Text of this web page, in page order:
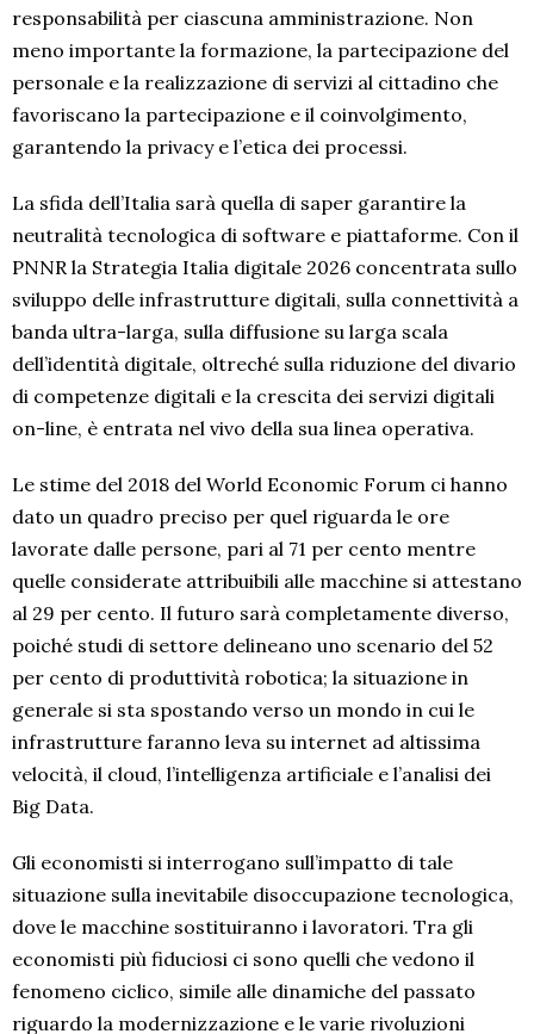
responsabilità per ciascuna amministrazione. Non
meno importante la formazione, la partecipazione del
personale e la realizzazione di servizi al cittadino che
favoriscano la partecipazione e il coinvolgimento,
garantendo la privacy e l’etica dei processi.
La sfida dell’Italia sarà quella di saper garantire la
neutralità tecnologica di software e piattaforme. Con il
PNNR la Strategia Italia digitale 2026 concentrata sullo
sviluppo delle infrastrutture digitali, sulla connettività a
banda ultra-larga, sulla diffusione su larga scala
dell’identità digitale, oltreché sulla riduzione del divario
di competenze digitali e la crescita dei servizi digitali
on-line, è entrata nel vivo della sua linea operativa.
Le stime del 2018 del World Economic Forum ci hanno
dato un quadro preciso per quel riguarda le ore
lavorate dalle persone, pari al 71 per cento mentre
quelle considerate attribuibili alle macchine si attestano
al 29 per cento. Il futuro sarà completamente diverso,
poiché studi di settore delineano uno scenario del 52
per cento di produttività robotica; la situazione in
generale si sta spostando verso un mondo in cui le
infrastrutture faranno leva su internet ad altissima
velocità, il cloud, l’intelligenza artificiale e l’analisi dei
Big Data.
Gli economisti si interrogano sull’impatto di tale
situazione sulla inevitabile disoccupazione tecnologica,
dove le macchine sostituiranno i lavoratori. Tra gli
economisti più fiduciosi ci sono quelli che vedono il
fenomeno ciclico, simile alle dinamiche del passato
riguardo la modernizzazione e le varie rivoluzioni